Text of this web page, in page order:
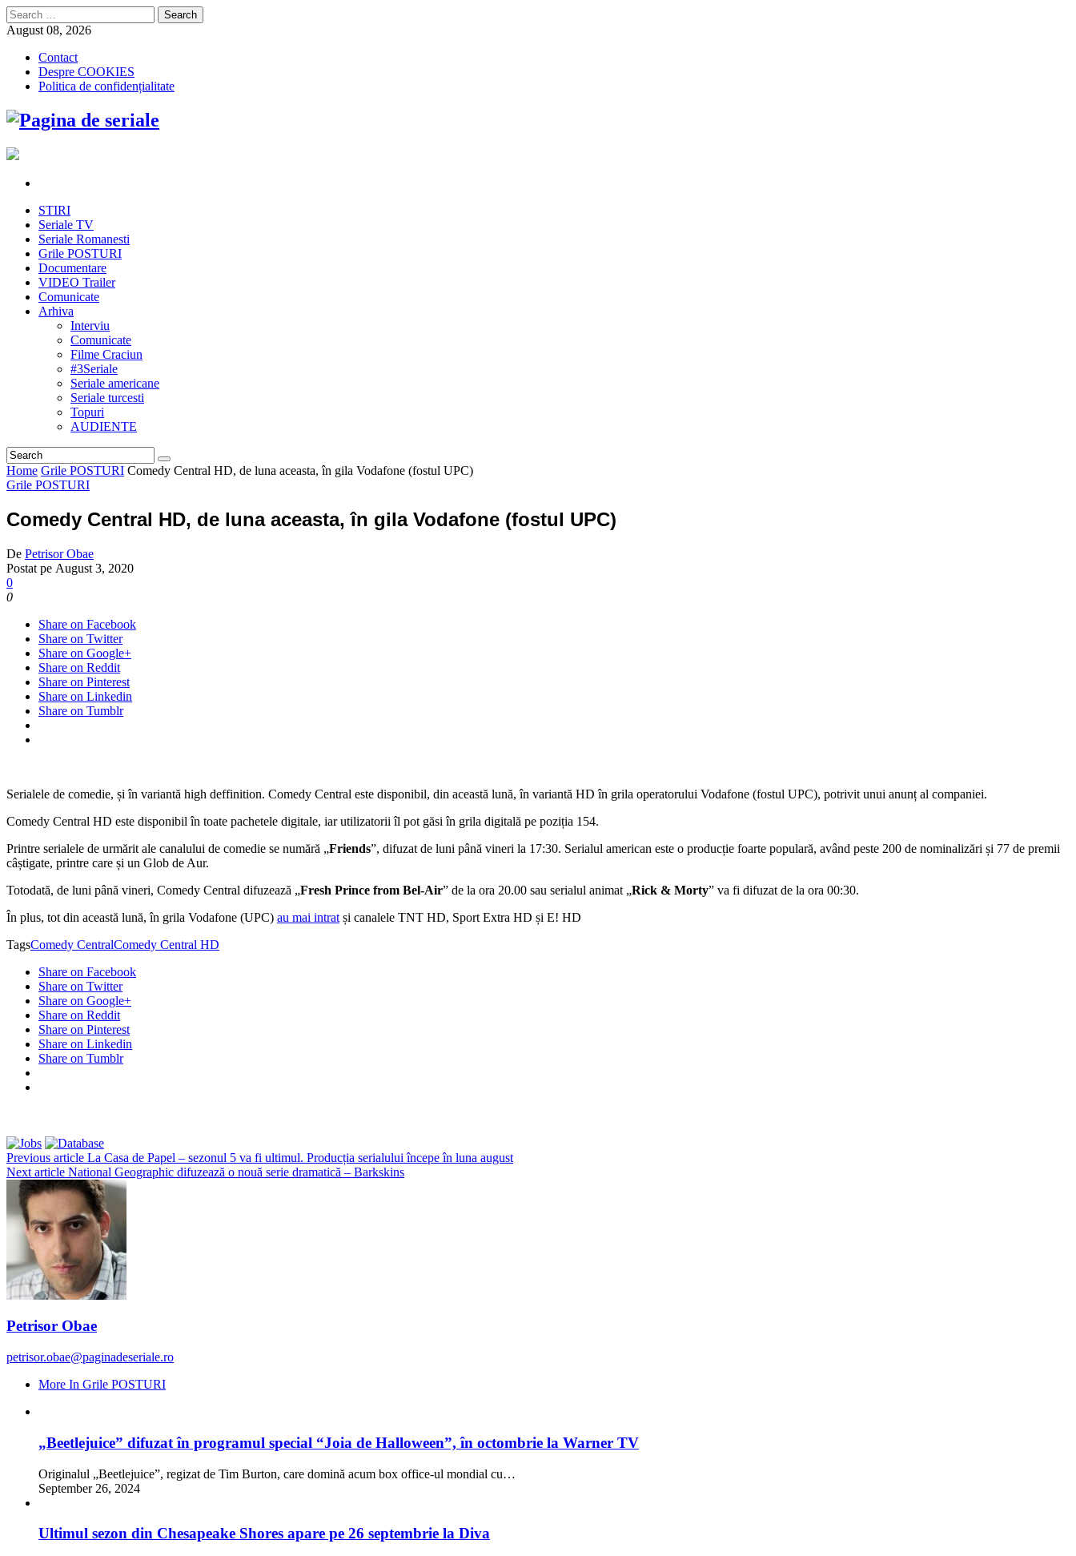
Search
for:
August 08, 2026
Contact
Despre COOKIES
Politica de confidențialitate
STIRI
Seriale TV
Seriale Romanesti
Grile POSTURI
Documentare
VIDEO Trailer
Comunicate
Arhiva
Interviu
Comunicate
Filme Craciun
#3Seriale
Seriale americane
Seriale turcesti
Topuri
AUDIENTE
Home Grile POSTURI Comedy Central HD, de luna aceasta, în gila Vodafone (fostul UPC)
Grile POSTURI
Comedy Central HD, de luna aceasta, în gila Vodafone (fostul UPC)
De Petrisor Obae
Postat pe August 3, 2020
0
0
Share on Facebook
Share on Twitter
Share on Google+
Share on Reddit
Share on Pinterest
Share on Linkedin
Share on Tumblr
Serialele de comedie, și în variantă high deffinition. Comedy Central este disponibil, din această lună, în variantă HD în grila operatorului Vodafone (fostul UPC), potrivit unui anunț al companiei.
Comedy Central HD este disponibil în toate pachetele digitale, iar utilizatorii îl pot găsi în grila digitală pe poziția 154.
Printre serialele de urmărit ale canalului de comedie se numără „Friends”, difuzat de luni până vineri la 17:30. Serialul american este o producție foarte populară, având peste 200 de nominalizări și 77 de premii
câștigate, printre care și un Glob de Aur.
Totodată, de luni până vineri, Comedy Central difuzează „Fresh Prince from Bel-Air” de la ora 20.00 sau serialul animat „Rick & Morty” va fi difuzat de la ora 00:30.
În plus, tot din această lună, în grila Vodafone (UPC) au mai intrat și canalele TNT HD, Sport Extra HD și E! HD
TagsComedy CentralComedy Central HD
Share on Facebook
Share on Twitter
Share on Google+
Share on Reddit
Share on Pinterest
Share on Linkedin
Share on Tumblr
Previous article La Casa de Papel – sezonul 5 va fi ultimul. Producția serialului începe în luna august
Next article National Geographic difuzează o nouă serie dramatică – Barkskins
Petrisor Obae
petrisor.obae@paginadeseriale.ro
More In Grile POSTURI
„Beetlejuice” difuzat în programul special “Joia de Halloween”, în octombrie la Warner TV
Originalul „Beetlejuice”, regizat de Tim Burton, care domină acum box office-ul mondial cu…
September 26, 2024
Ultimul sezon din Chesapeake Shores apare pe 26 septembrie la Diva